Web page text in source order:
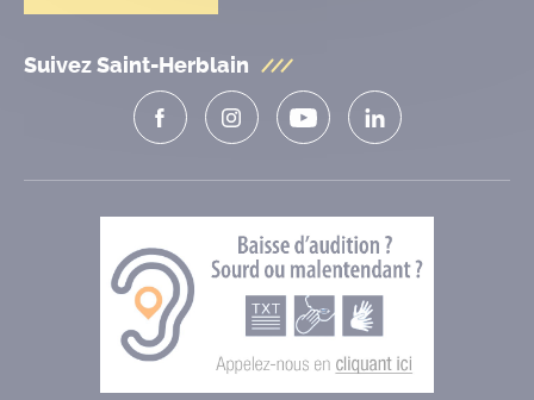
Suivez Saint-Herblain